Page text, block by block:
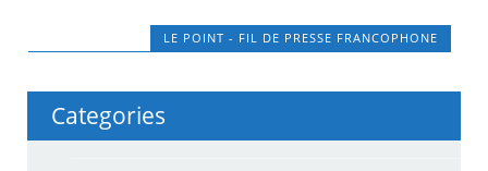
LE POINT - FIL DE PRESSE FRANCOPHONE
Categories